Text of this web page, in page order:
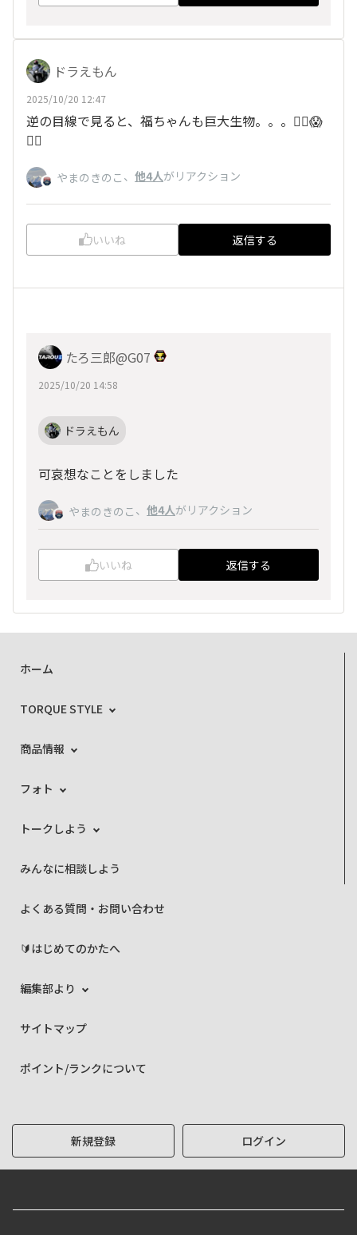
ドラえもん
2025/10/20 12:47
逆の目線で見ると、福ちゃんも巨大生物。。。😵‍💫😱
😵‍💫
やまのきのこ 、 他4人がリアクション
いいね 返信する
たろ三郎@G07
2025/10/20 14:58
ドラえもん
可哀想なことをしました
やまのきのこ 、 他4人がリアクション
いいね 返信する
ホーム
TORQUE STYLE
商品情報
フォト
トークしよう
みんなに相談しよう
よくある質問・お問い合わせ
🔰はじめてのかたへ
編集部より
サイトマップ
ポイント/ランクについて
新規登録 ログイン